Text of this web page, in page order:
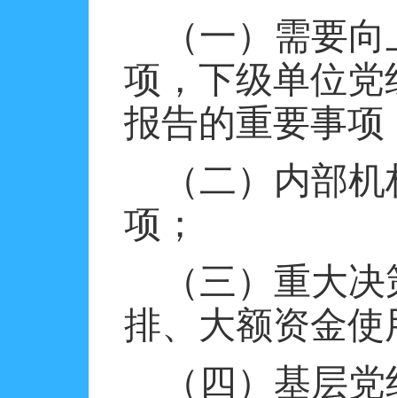
（一）需要
项，下级单位
报告的重要事项
（二）内部
项；
（三）重大
排、大额资金使
（四）基层